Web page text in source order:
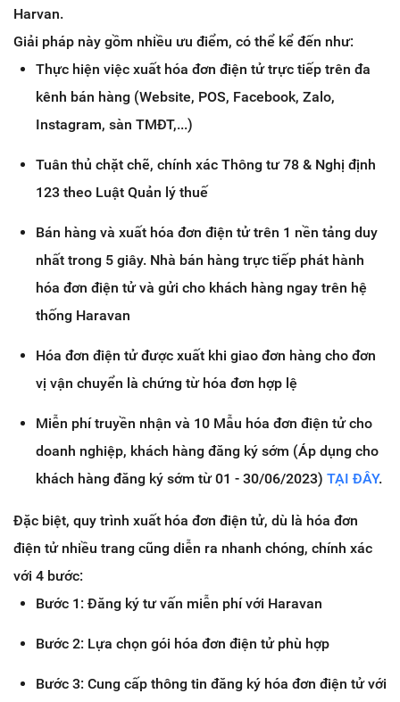
Harvan.
Giải pháp này gồm nhiều ưu điểm, có thể kể đến như:
Thực hiện việc xuất hóa đơn điện tử trực tiếp trên đa
kênh bán hàng (Website, POS, Facebook, Zalo,
Instagram, sàn TMĐT,...)
Tuân thủ chặt chẽ, chính xác Thông tư 78 & Nghị định
123 theo Luật Quản lý thuế
Bán hàng và xuất hóa đơn điện tử trên 1 nền tảng duy
nhất trong 5 giây. Nhà bán hàng trực tiếp phát hành
hóa đơn điện tử và gửi cho khách hàng ngay trên hệ
thống Haravan
Hóa đơn điện tử được xuất khi giao đơn hàng cho đơn
vị vận chuyển là chứng từ hóa đơn hợp lệ
Miễn phí truyền nhận và 10 Mẫu hóa đơn điện tử cho
doanh nghiệp, khách hàng đăng ký sớm (Áp dụng cho
khách hàng đăng ký sớm từ 01 - 30/06/2023) TẠI ĐÂY.
Đặc biệt, quy trình xuất hóa đơn điện tử, dù là hóa đơn
điện tử nhiều trang cũng diễn ra nhanh chóng, chính xác
với 4 bước:
Bước 1: Đăng ký tư vấn miễn phí với Haravan
Bước 2: Lựa chọn gói hóa đơn điện tử phù hợp
Bước 3: Cung cấp thông tin đăng ký hóa đơn điện tử với